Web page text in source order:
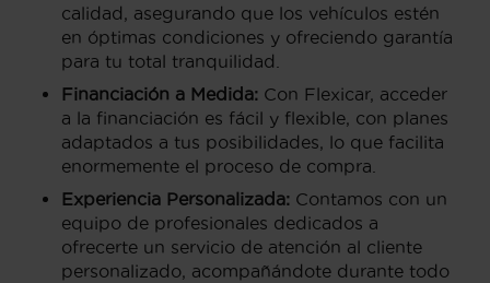
calidad, asegurando que los vehículos estén
en óptimas condiciones y ofreciendo garantía
para tu total tranquilidad.
Financiación a Medida: Con Flexicar, acceder
a la financiación es fácil y flexible, con planes
adaptados a tus posibilidades, lo que facilita
enormemente el proceso de compra.
Experiencia Personalizada: Contamos con un
equipo de profesionales dedicados a
ofrecerte un servicio de atención al cliente
personalizado, acompañándote durante todo